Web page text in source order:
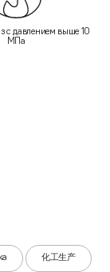
с давлением выше 10
МПа
化工生产